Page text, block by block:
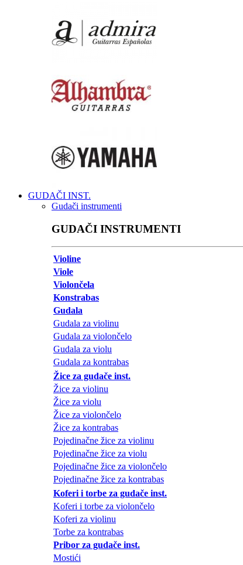
GUDAČI INST.
Gudači instrumenti
GUDAČI INSTRUMENTI
Violine
Viole
Violončela
Konstrabas
Gudala
Gudala za violinu
Gudala za violončelo
Gudala za violu
Gudala za kontrabas
Žice za gudače inst.
Žice za violinu
Žice za violu
Žice za violončelo
Žice za kontrabas
Pojedinačne žice za violinu
Pojedinačne žice za violu
Pojedinačne žice za violončelo
Pojedinačne žice za kontrabas
Koferi i torbe za gudače inst.
Koferi i torbe za violončelo
Koferi za violinu
Torbe za kontrabas
Pribor za gudače inst.
Mostići